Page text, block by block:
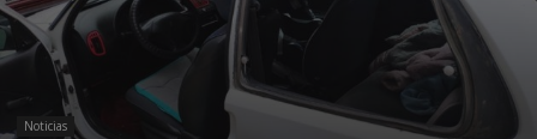
Noticias